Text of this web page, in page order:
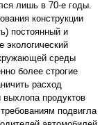
лишь в 70-е годы.
конструкции
постоянный и
экологический
среды
более строгие
расход
продуктов
подвигла